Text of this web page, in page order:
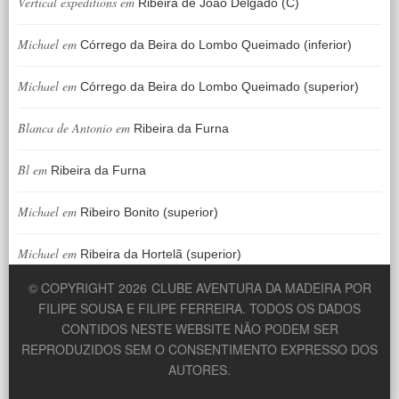
Michael em Córrego da Beira do Lombo Queimado (inferior)
Michael em Córrego da Beira do Lombo Queimado (superior)
Blanca de Antonio em Ribeira da Furna
Bl em Ribeira da Furna
Michael em Ribeiro Bonito (superior)
Michael em Ribeira da Hortelã (superior)
© COPYRIGHT 2026 CLUBE AVENTURA DA MADEIRA POR
FILIPE SOUSA E FILIPE FERREIRA. TODOS OS DADOS
CONTIDOS NESTE WEBSITE NÃO PODEM SER
REPRODUZIDOS SEM O CONSENTIMENTO EXPRESSO DOS
AUTORES.